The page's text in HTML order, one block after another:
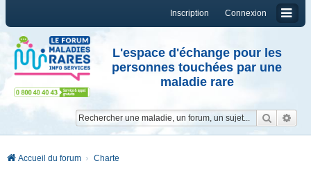
Connexion
Inscription
L'espace d'échange pour les
personnes touchées par une
maladie rare
Accueil du forum Charte